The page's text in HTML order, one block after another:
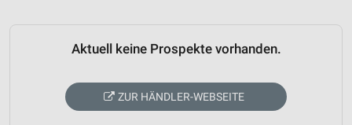
Aktuell keine Prospekte vorhanden.
ZUR HÄNDLER-WEBSEITE